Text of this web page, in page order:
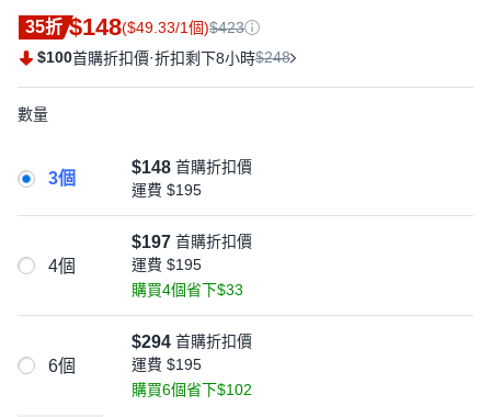
35折 $148($49.33/1個)$423
$100首購折扣價·折扣剩下8小時$248
數量
3個
$148 首購折扣價
運費 $195
4個
$197 首購折扣價
運費 $195
購買4個省下$33
6個
$294 首購折扣價
運費 $195
購買6個省下$102